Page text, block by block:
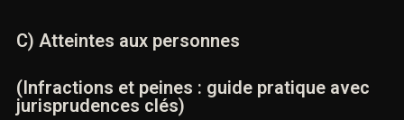
C) Atteintes aux personnes
(Infractions et peines : guide pratique avec
jurisprudences clés)